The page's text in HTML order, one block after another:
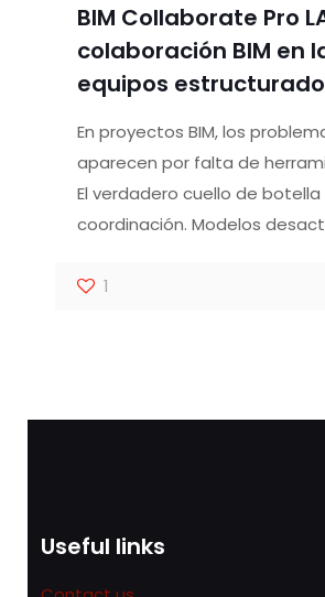
BIM Collaborate Pro
colaboración BIM en
equipos
En proyectos BIM, los
aparecen por falta de
El verdadero cuello de
coordinación. Modelos
1
Useful links